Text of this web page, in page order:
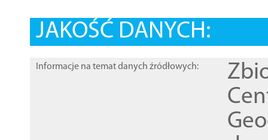
JAKOŚĆ DANYCH:
Informacje na temat danych źródłowych: